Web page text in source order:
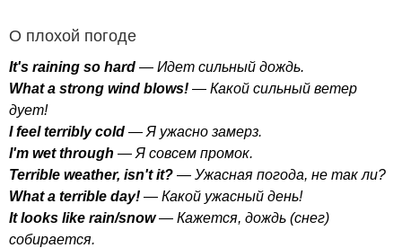
О плохой погоде
It's raining so hard — Идет сильный дождь.
What a strong wind blows! — Какой сильный ветер
дует!
I feel terribly cold — Я ужасно замерз.
I'm wet through — Я совсем промок.
Terrible weather, isn't it? — Ужасная погода, не так ли?
What a terrible day! — Какой ужасный день!
It looks like rain/snow— Кажется, дождь (снег)
собирается.